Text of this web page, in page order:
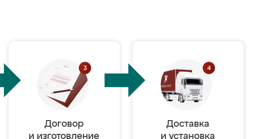
Договор
и изготовление
Доставка
и установка